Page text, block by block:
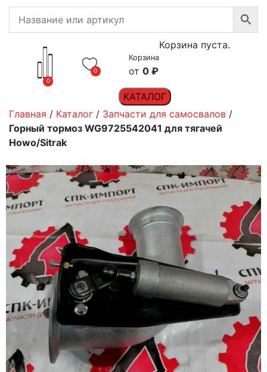
0
0
Корзина
0 ₽
Корзина пуста.
КАТАЛОГ
Главная / Каталог / Запчасти для самосвалов /
Горный тормоз WG9725542041 для тягачей
Howo/Sitrak